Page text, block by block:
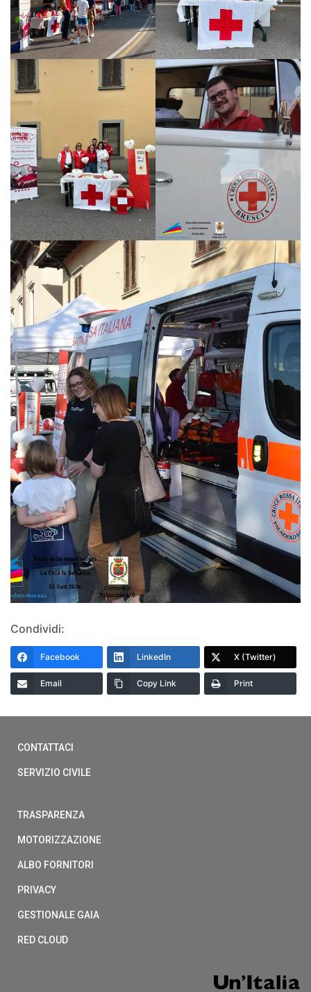
Condividi:
Facebook LinkedIn X (Twitter)
Email Copy Link Print
CONTATTACI
SERVIZIO CIVILE
TRASPARENZA
MOTORIZZAZIONE
ALBO FORNITORI
PRIVACY
GESTIONALE GAIA
RED CLOUD